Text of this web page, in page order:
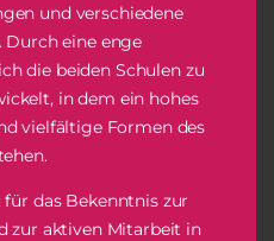
und verschiedene
Durch eine enge
die beiden Schulen zu
in dem ein hohes
vielfältige Formen des
das Bekenntnis zur
zur aktiven Mitarbeit in